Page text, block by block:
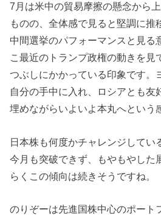
7月は米中の貿易摩擦の懸念から
ものの、全体感で見ると堅調に推
中間選挙のパフォーマンスと見る
こ最近のトランプ政権の動きを見
つぶしにかかっている印象です。
自分の手中に入れ、ロシアとも友
埋めながらいよいよ本丸へという
日本株も何度かチャレンジしてい
今月も突破できず、もやもやした
らくこの傾向は続きそうですね。
のりぞーは先進国株中心のポート